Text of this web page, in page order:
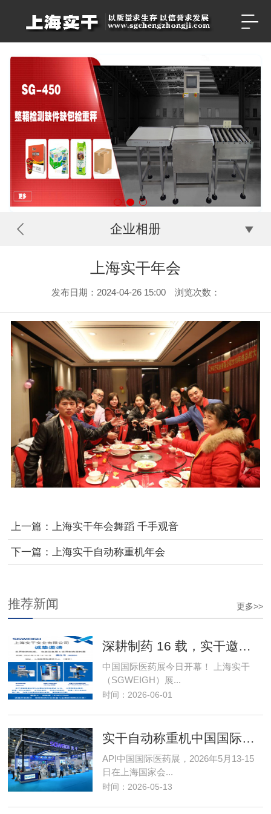
企业相册
上海实干年会
发布日期：2024-04-26 15:00 浏览次数：
上一篇： 上海实干年会舞蹈 千手观音
下一篇： 上海实干自动称重机年会
更多>>
推荐新闻
深耕制药 16 载，实干邀您莅临 2026 世界制
中国国际医药展今日开幕！ 上海实干
（SGWEIGH）展...
时间：2026-06-01
实干自动称重机中国国际医药展今日开幕
API中国国际医药展，2026年5月13-15
日在上海国家会...
时间：2026-05-13